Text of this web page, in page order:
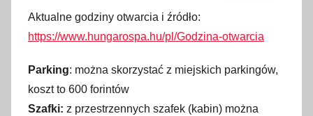
Aktualne godziny otwarcia i źródło:
https://www.hungarospa.hu/pl/Godzina-otwarcia
Parking: można skorzystać z miejskich parkingów,
koszt to 600 forintów
Szafki: z przestrzennych szafek (kabin) można